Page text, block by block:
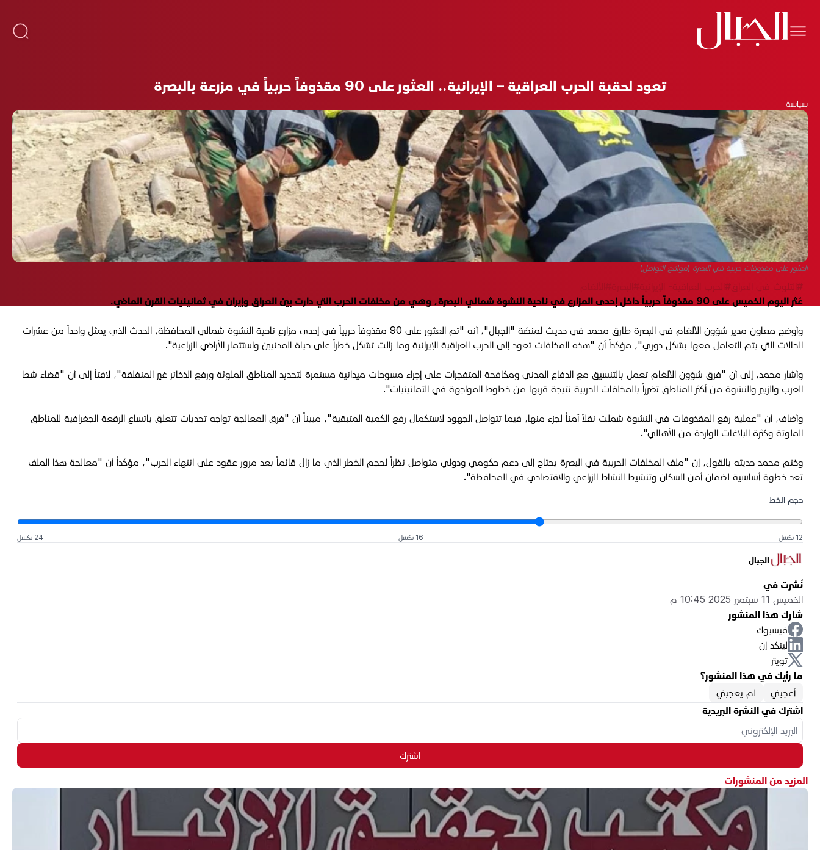
تعود لحقبة الحرب العراقية – الإيرانية.. العثور على 90 مقذوفاً حربياً في مزرعة بالبصرة
سياسة
العثور على مقذوفات حربية في البصرة (مواقع التواصل)
#التلوث في العراق#الحرب العراقية- الإيرانية
عُثر اليوم الخميس على 90 مقذوفاً حربياً داخل إحدى المزارع في ناحية النشوة شمالي البصرة، وهي من مخلفات الحرب التي دارت بين العراق وإيران في ثمانينيات القرن الماضي.
وأوضح معاون مدير شؤون الألغام في البصرة طارق محمد في حديث لمنصّة "الجبال"، أنه "تم العثور على 90 مقذوفاً حربياً في إحدى مزارع ناحية النشوة شمالي المحافظة، الحدث الذي يمثل واحداً من عشرات
الحالات التي يتم التعامل معها بشكل دوري"، مؤكداً أن "هذه المخلفات تعود إلى الحرب العراقية الإيرانية وما زالت تشكل خطراً على حياة المدنيين واستثمار الأراضي الزراعية".
وأشار محمد، إلى أن "فرق شؤون الألغام تعمل بالتنسيق مع الدفاع المدني ومكافحة المتفجرات على إجراء مسوحات ميدانية مستمرة لتحديد المناطق الملوثة ورفع الذخائر غير المنفلقة"، لافتاً إلى أن "قضاء شط
العرب والزبير والنشوة من أكثر المناطق تضرراً بالمخلفات الحربية نتيجة قربها من خطوط المواجهة في الثمانينيات".
وأضاف، أن "عملية رفع المقذوفات في النشوة شملت نقلاً آمناً لجزء منها، فيما تتواصل الجهود لاستكمال رفع الكمية المتبقية"، مبيناً أن "فرق المعالجة تواجه تحديات تتعلق باتساع الرقعة الجغرافية للمناطق
الملوثة وكثرة البلاغات الواردة من الأهالي".
وختم محمد حديثه بالقول، إن "ملف المخلفات الحربية في البصرة يحتاج إلى دعم حكومي ودولي متواصل نظراً لحجم الخطر الذي ما زال قائماً بعد مرور عقود على انتهاء الحرب"، مؤكداً أن "معالجة هذا الملف
تعد خطوة أساسية لضمان أمن السكان وتنشيط النشاط الزراعي والاقتصادي في المحافظة".
حجم الخط
12 بكسل 16 بكسل 24 بكسل
الجبال
نُشرت في
الخميس 11 سبتمبر 2025 10:45 م
شارك هذا المنشور
فيسبوك
لينكد إن
تويتر
ما رأيك في هذا المنشور؟
أعجبني
لم يعجبني
اشترك في النشرة البريدية
اشترك
المزيد من المنشورات